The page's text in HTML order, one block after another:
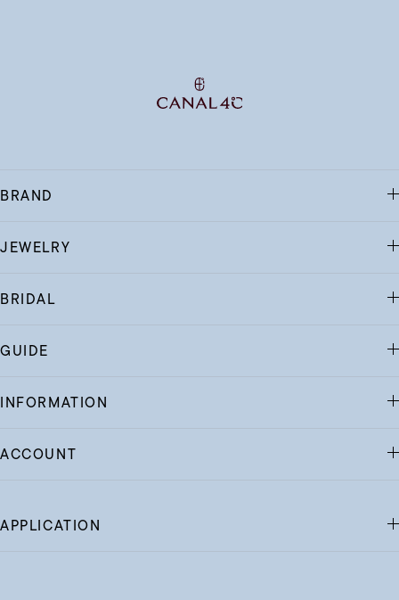
BRAND
JEWELRY
BRIDAL
GUIDE
INFORMATION
ACCOUNT
APPLICATION